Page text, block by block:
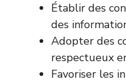
Établir des
des
Adopter des
respectueux
Favoriser les